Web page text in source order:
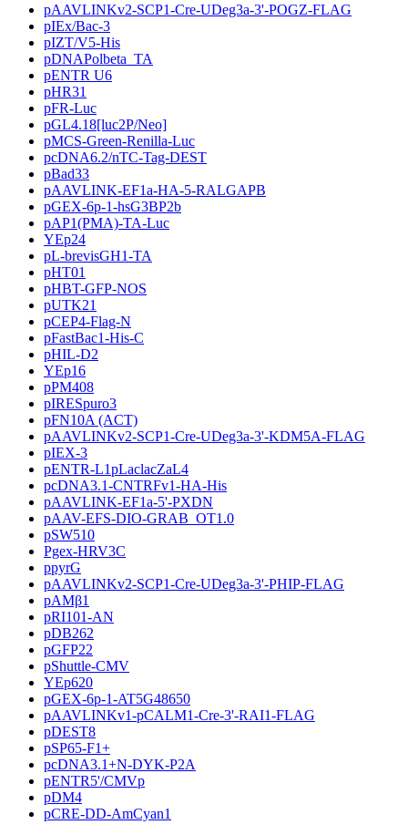
pAAVLINKv2-SCP1-Cre-UDeg3a-3'-POGZ-FLAG
pIEx/Bac-3
pIZT/V5-His
pDNAPolbeta_TA
pENTR U6
pHR31
pFR-Luc
pGL4.18[luc2P/Neo]
pMCS-Green-Renilla-Luc
pcDNA6.2/nTC-Tag-DEST
pBad33
pAAVLINK-EF1a-HA-5-RALGAPB
pGEX-6p-1-hsG3BP2b
pAP1(PMA)-TA-Luc
YEp24
pL-brevisGH1-TA
pHT01
pHBT-GFP-NOS
pUTK21
pCEP4-Flag-N
pFastBac1-His-C
pHIL-D2
YEp16
pPM408
pIRESpuro3
pFN10A (ACT)
pAAVLINKv2-SCP1-Cre-UDeg3a-3'-KDM5A-FLAG
pIEX-3
pENTR-L1pLaclacZaL4
pcDNA3.1-CNTRFv1-HA-His
pAAVLINK-EF1a-5'-PXDN
pAAV-EFS-DIO-GRAB_OT1.0
pSW510
Pgex-HRV3C
ppyrG
pAAVLINKv2-SCP1-Cre-UDeg3a-3'-PHIP-FLAG
pAMβ1
pRI101-AN
pDB262
pGFP22
pShuttle-CMV
YEp620
pGEX-6p-1-AT5G48650
pAAVLINKv1-pCALM1-Cre-3'-RAI1-FLAG
pDEST8
pSP65-F1+
pcDNA3.1+N-DYK-P2A
pENTR5'/CMVp
pDM4
pCRE-DD-AmCyan1